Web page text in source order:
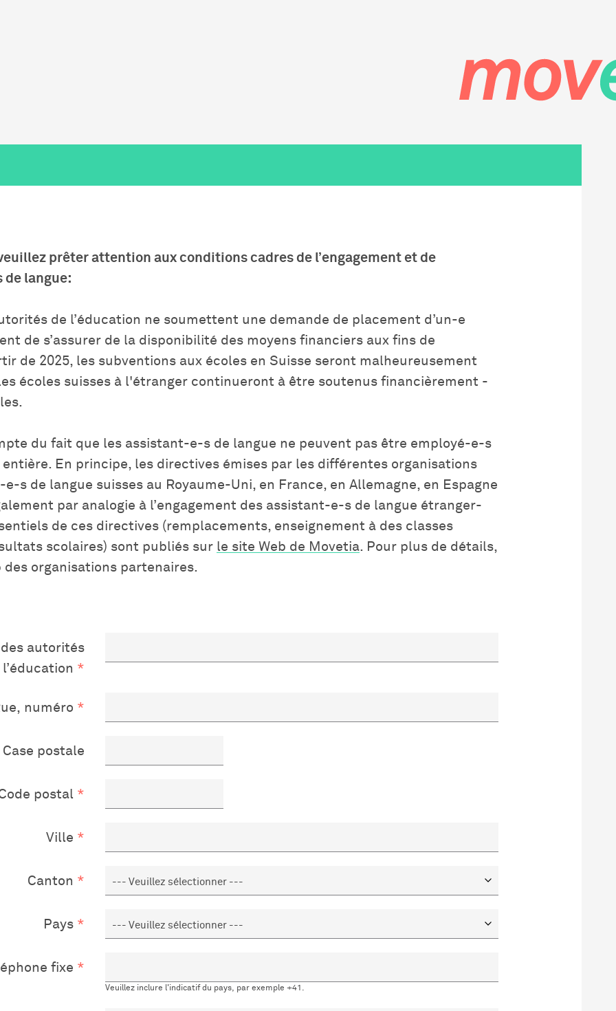
prêter attention aux conditions cadres de l’engagement et de
langue:
de l’éducation ne soumettent une demande de placement d’un-e
de s’assurer de la disponibilité des moyens financiers aux fins de
de 2025, les subventions aux écoles en Suisse seront malheureusement
écoles suisses à l'étranger continueront à être soutenus financièrement -
du fait que les assistant-e-s de langue ne peuvent pas être employé-e-s
En principe, les directives émises par les différentes organisations
s de langue suisses au Royaume-Uni, en France, en Allemagne, en Espagne
par analogie à l’engagement des assistant-e-s de langue étranger-
de ces directives (remplacements, enseignement à des classes
scolaires) sont publiés sur le site Web de Movetia. Pour plus de détails,
organisations partenaires.
des autorités
numéro
Case postale
postal
Ville
Canton
Pays
fixe
Veuillez inclure l'indicatif du pays, par exemple +41.